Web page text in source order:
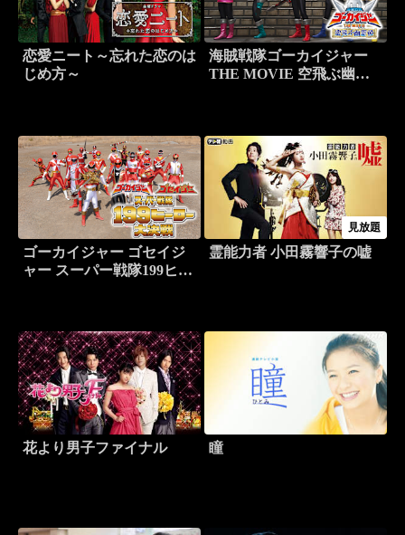
恋愛ニート～忘れた恋のは
じめ方～
海賊戦隊ゴーカイジャー
THE MOVIE 空飛ぶ幽霊
ゴーカイジャー ゴセイジ
ャー スーパー戦隊199ヒー
見放題
霊能力者 小田霧響子の嘘
花より男子ファイナル 瞳